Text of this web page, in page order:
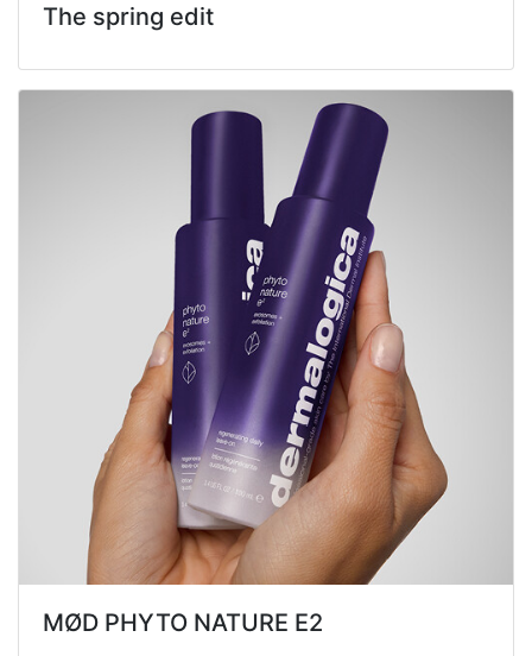
The spring edit
MØD PHYTO NATURE E2